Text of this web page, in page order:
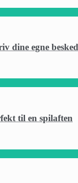
dine egne
til en spilaften